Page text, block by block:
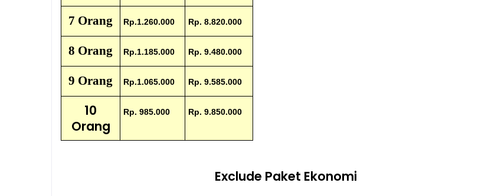
7 Orang Rp.1.260.000 Rp. 8.820.000
8 Orang Rp.1.185.000 Rp. 9.480.000
9 Orang Rp.1.065.000 Rp. 9.585.000
10
Orang
Rp. 985.000 Rp. 9.850.000
Exclude Paket Ekonomi